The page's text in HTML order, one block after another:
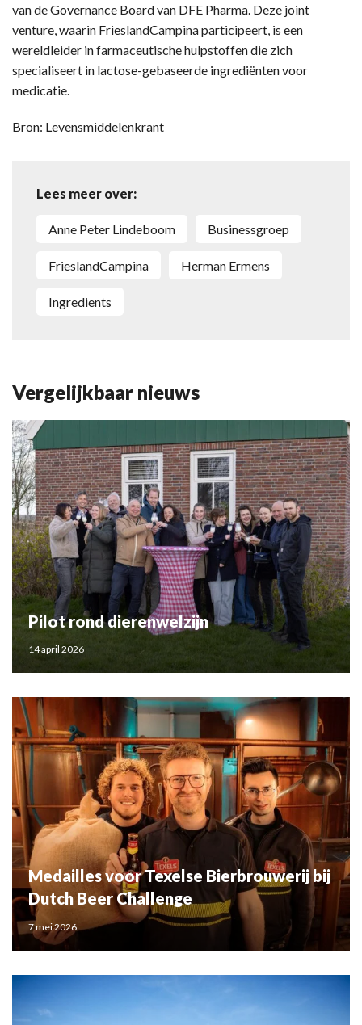
van de Governance Board van DFE Pharma. Deze joint
venture, waarin FrieslandCampina participeert, is een
wereldleider in farmaceutische hulpstoffen die zich
specialiseert in lactose-gebaseerde ingrediënten voor
medicatie.
Bron: Levensmiddelenkrant
Lees meer over:
Anne Peter Lindeboom businessgroep
FrieslandCampina Herman Ermens
Ingredients
Vergelijkbaar nieuws
Pilot rond dierenwelzijn
14 april 2026
Medailles voor Texelse Bierbrouwerij bij
Dutch Beer Challenge
7 mei 2026